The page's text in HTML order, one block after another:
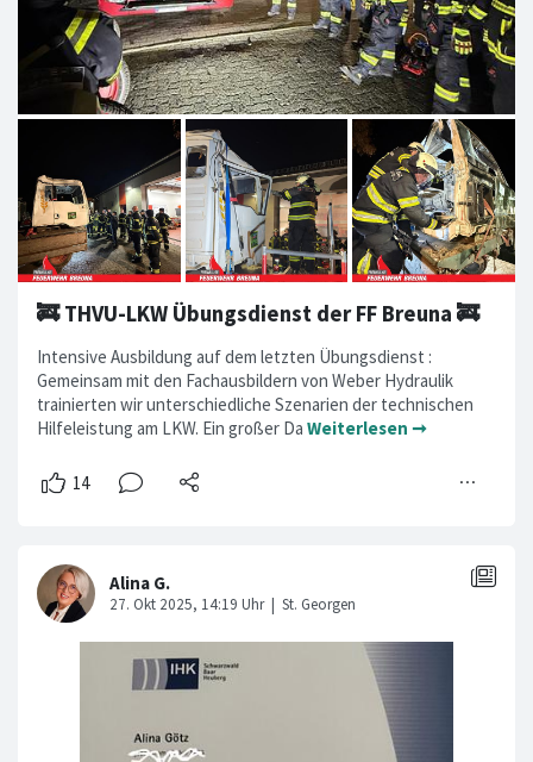
🚒 THVU-LKW Übungsdienst der FF Breuna 🚒
Intensive Ausbildung auf dem letzten Übungsdienst :
Gemeinsam mit den Fachausbildern von Weber Hydraulik
trainierten wir unterschiedliche Szenarien der technischen
Hilfeleistung am LKW. Ein großer Da Weiterlesen ➞